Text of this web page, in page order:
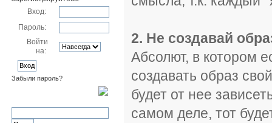
Вход:
Пароль:
Войти
на:
Забыли пароль?
2. Не создавай
Абсолют, в котором
создавать образ
будет от нее
самом деле, тот